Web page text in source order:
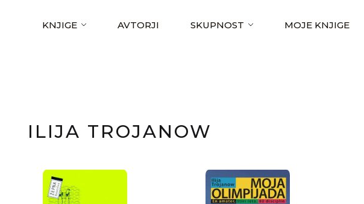
KNJIGE AVTORJI SKUPNOST MOJE KNJIGE
ILIJA TROJANOW